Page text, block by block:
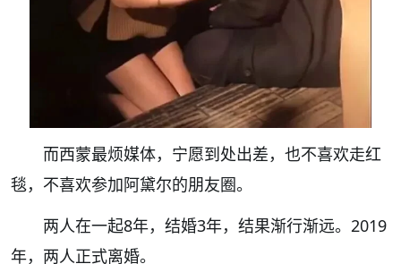
而西蒙最烦媒体，宁愿到处出差，也不喜欢走红
毯，不喜欢参加阿黛尔的朋友圈。
两人在一起8年，结婚3年，结果渐行渐远。2019
年，两人正式离婚。